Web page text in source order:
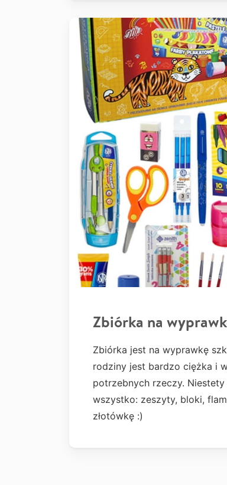
Zbiórka na
Zbiórka jest na wyprawkę
rodziny jest bardzo ciężka i
potrzebnych rzeczy.
wszystko: zeszyty, bloki,
złotówkę :)